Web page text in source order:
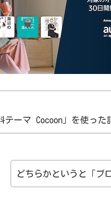
テーマ Cocoon」を使った
どちらかというと「ブ